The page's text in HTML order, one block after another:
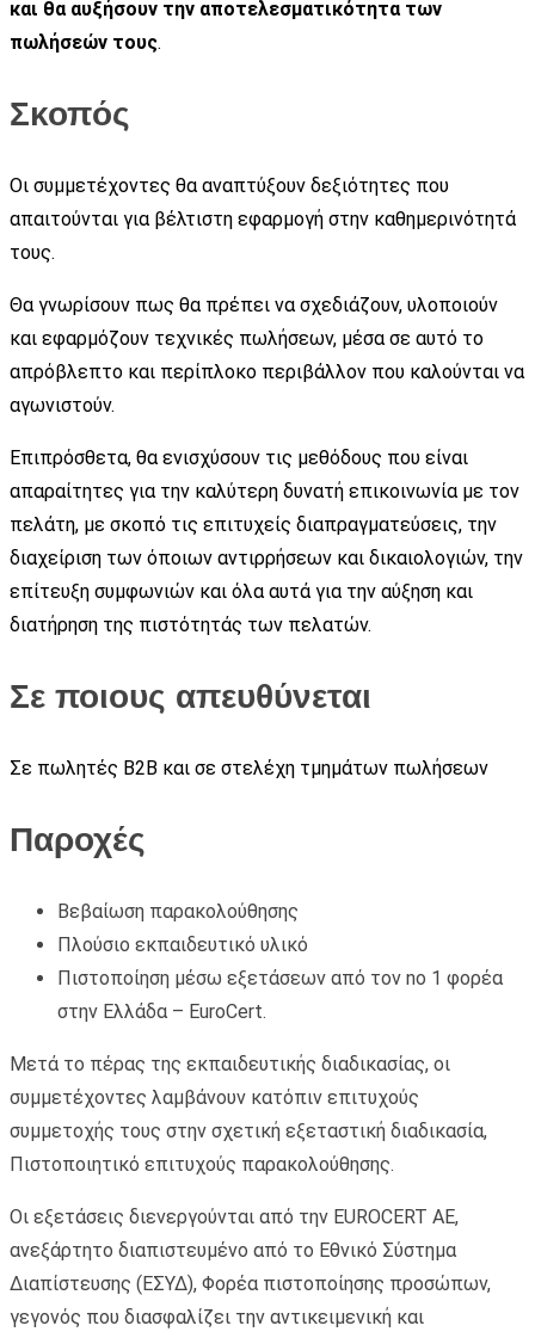
και θα αυξήσουν την αποτελεσματικότητα των
πωλήσεών τους.
Σκοπός
Οι συμμετέχοντες θα αναπτύξουν δεξιότητες που
απαιτούνται για βέλτιστη εφαρμογή στην καθημερινότητά
τους.
Θα γνωρίσουν πως θα πρέπει να σχεδιάζουν, υλοποιούν
και εφαρμόζουν τεχνικές πωλήσεων, μέσα σε αυτό το
απρόβλεπτο και περίπλοκο περιβάλλον που καλούνται να
αγωνιστούν.
Επιπρόσθετα, θα ενισχύσουν τις μεθόδους που είναι
απαραίτητες για την καλύτερη δυνατή επικοινωνία με τον
πελάτη, με σκοπό τις επιτυχείς διαπραγματεύσεις, την
διαχείριση των όποιων αντιρρήσεων και δικαιολογιών, την
επίτευξη συμφωνιών και όλα αυτά για την αύξηση και
διατήρηση της πιστότητάς των πελατών.
Σε ποιους απευθύνεται
Σε πωλητές Β2Β και σε στελέχη τμημάτων πωλήσεων
Παροχές
Βεβαίωση παρακολούθησης
Πλούσιο εκπαιδευτικό υλικό
Πιστοποίηση μέσω εξετάσεων από τον no 1 φορέα
στην Ελλάδα – EuroCert.
Μετά το πέρας της εκπαιδευτικής διαδικασίας, οι
συμμετέχοντες λαμβάνουν κατόπιν επιτυχούς
συμμετοχής τους στην σχετική εξεταστική διαδικασία,
Πιστοποιητικό επιτυχούς παρακολούθησης.
Οι εξετάσεις διενεργούνται από την EUROCERT AE,
ανεξάρτητο διαπιστευμένο από το Εθνικό Σύστημα
Διαπίστευσης (ΕΣΥΔ), Φορέα πιστοποίησης προσώπων,
γεγονός που διασφαλίζει την αντικειμενική και